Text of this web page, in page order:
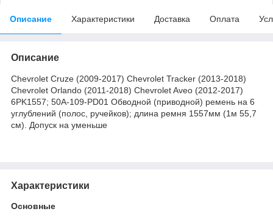
Описание Характеристики Доставка Оплата
Описание
Chevrolet Cruze (2009-2017) Chevrolet Tracker (2013-2018)
Chevrolet Orlando (2011-2018) Chevrolet Aveo (2012-2017)
6PK1557; 50A-109-PD01 Обводной (приводной) ремень на 6
углублений (полос, ручейков); длина ремня 1557мм (1м 55,7
см). Допуск на уменьше
Характеристики
Основные